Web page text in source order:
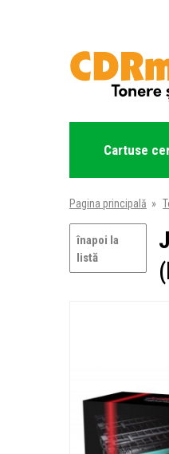
Cartuse
Pagina principală »
înapoi la
listă